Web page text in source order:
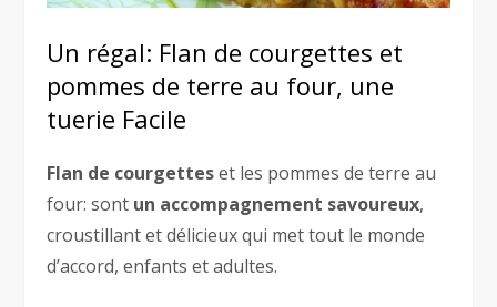
Un régal: Flan de courgettes et
pommes de terre au four, une
tuerie Facile
Flan de courgetteset les pommes de terre au
four: sont un accompagnement savoureux,
croustillant et délicieux qui met tout le monde
d’accord, enfants et adultes.